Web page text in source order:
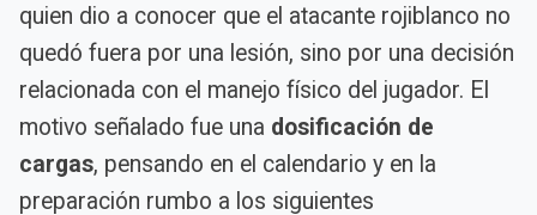
quien dio a conocer que el atacante rojiblanco no
quedó fuera por una lesión, sino por una decisión
relacionada con el manejo físico del jugador. El
motivo señalado fue una dosificación de
cargas, pensando en el calendario y en la
preparación rumbo a los siguientes